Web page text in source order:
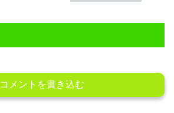
コメントを書き込む